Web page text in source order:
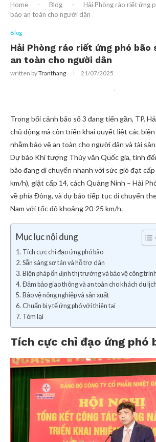
Home - Blog -
Hải Phòng ráo riết ứng
bảo an toàn cho người dân
Blog
Hải Phòng ráo riết ứng phó bão
an toàn cho người dân
written byTranthang 21/07/2025
Trong bối cảnh bão số 3 đang tiến gần, TP.
chủ động mà còn triển khai quyết liệt các
nhằm bảo vệ an toàn cho người dân và tài
Dự báo Khí tượng Thủy văn Quốc gia, tính
bão đang di chuyển nhanh với sức gió đạt
km/h), giật cấp 14, cách Quảng Ninh – Hải
về phía Đông, và dự báo tiếp tục di chuyển
Nam với tốc độ khoảng 20-25 km/h.
Mục lục nội dung
Tích cực chỉ đạo ứng phó bão
Sẵn sàng sơ tán và hỗ trợ dân
Biện pháp ổn định thị trường và bảo vệ công trình
Đảm bảo giao thông và an toàn cho khách du lịch
Bảo vệ nông nghiệp và sản xuất
Chuẩn bị y tế ứng phó với thiên tai
Tóm lại
Tích cực chỉ đạo ứng phó